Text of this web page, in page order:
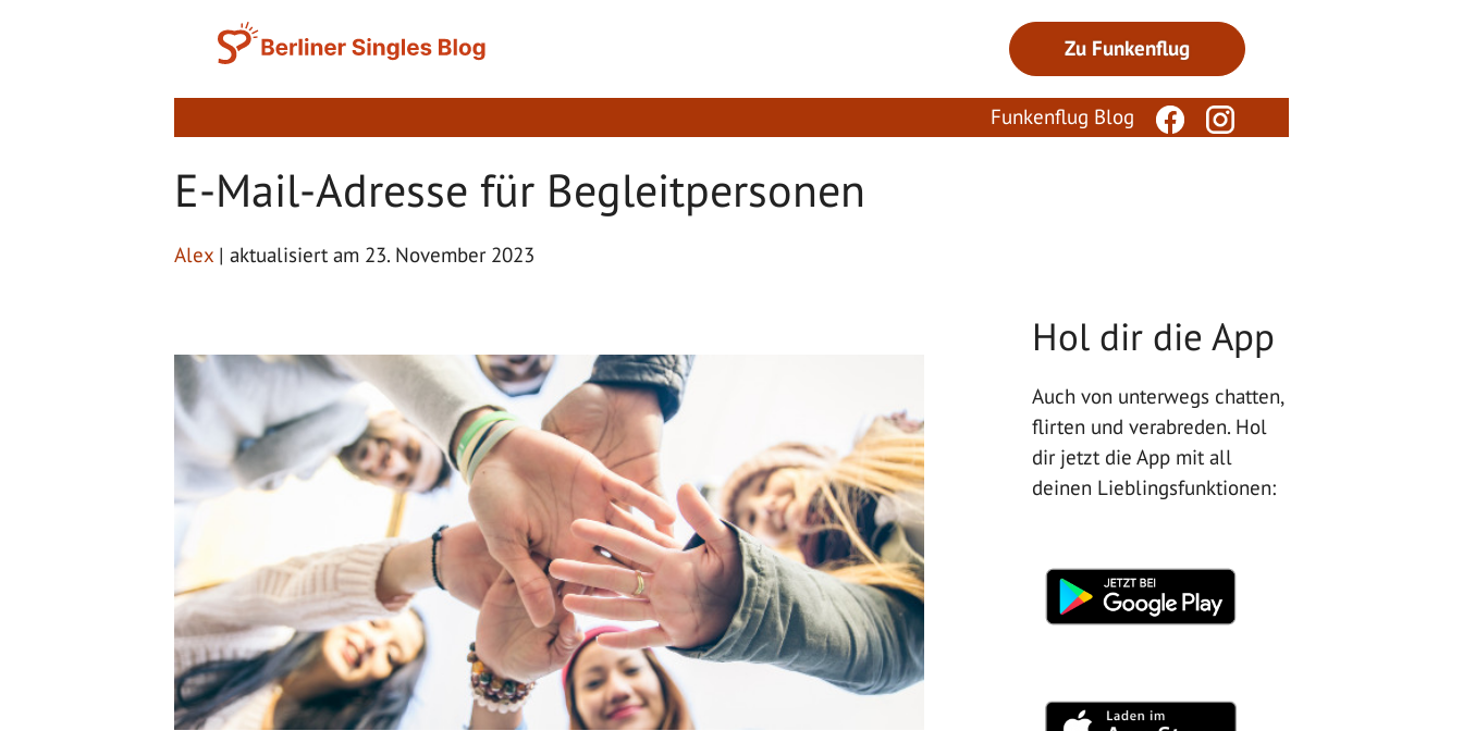
Zu Funkenflug
Funkenflug Blog
E-Mail-Adresse für Begleitpersonen
Alex | aktualisiert am 23. November 2023
Hol dir die App
Auch von unterwegs chatten,
flirten und verabreden. Hol
dir jetzt die App mit all
deinen Lieblingsfunktionen: